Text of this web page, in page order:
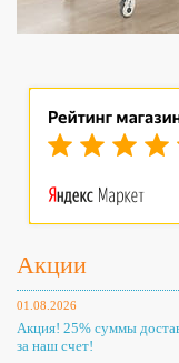
Акции
01.08.2026
Акция! 25% суммы
за наш счет!